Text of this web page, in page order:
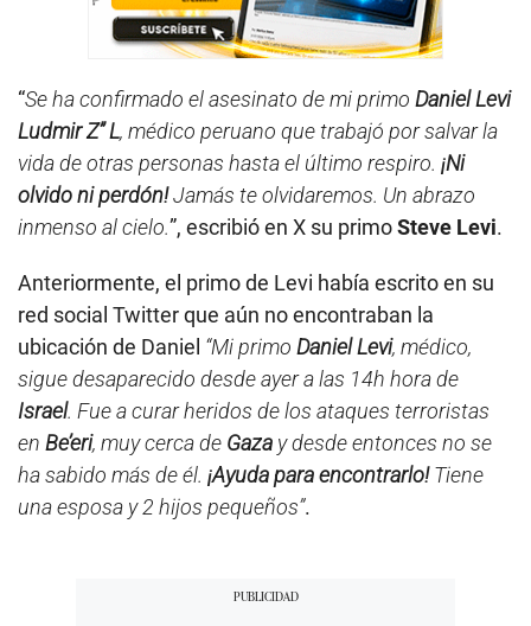
“Se ha confirmado el asesinato de mi primo Daniel Levi
Ludmir Z” L, médico peruano que trabajó por salvar la
vida de otras personas hasta el último respiro. ¡Ni
olvido ni perdón!Jamás te olvidaremos. Un abrazo
inmenso al cielo.”, escribió en X su primoSteve Levi.
Anteriormente, el primo de Levi había escrito en su
red social Twitter que aún no encontraban la
ubicación de Daniel “Mi primo Daniel Levi, médico,
sigue desaparecido desde ayer a las 14h hora de
Israel. Fue a curar heridos de los ataques terroristas
en Be’eri, muy cerca de Gaza y desde entonces no se
ha sabido más de él. ¡Ayuda para encontrarlo!Tiene
una esposa y 2 hijos pequeños”.